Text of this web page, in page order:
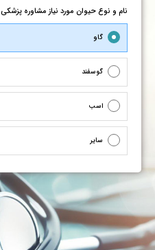
نام و نوع حیوان مورد نیاز مشاوره پزشکی
گاو
گوسفند
اسب
سایر